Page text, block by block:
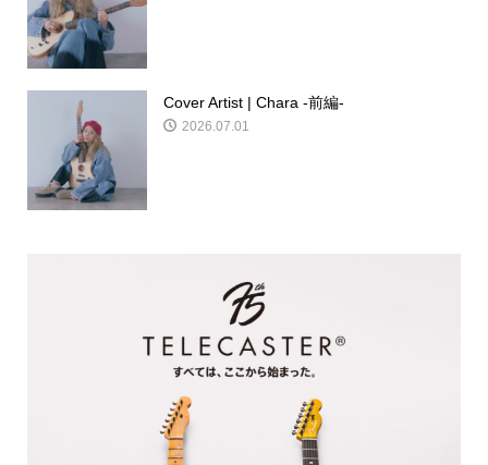
Cover Artist | Chara -前編-
2026.07.01